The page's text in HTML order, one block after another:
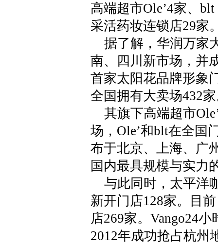
高端超市Ole’4家、
采活药妆连锁店29家
据了解，华润万家
南、四川新市场，并
首家太阳花品牌形象
全国拥有大卖场432
其旗下高端超市
场，Ole’和blt在全国
布于北京、上海、广
国内最具规模与实力
与此同时，太平洋
新开门店128家。目
店269家。Vango24
2012年成功抢占杭州